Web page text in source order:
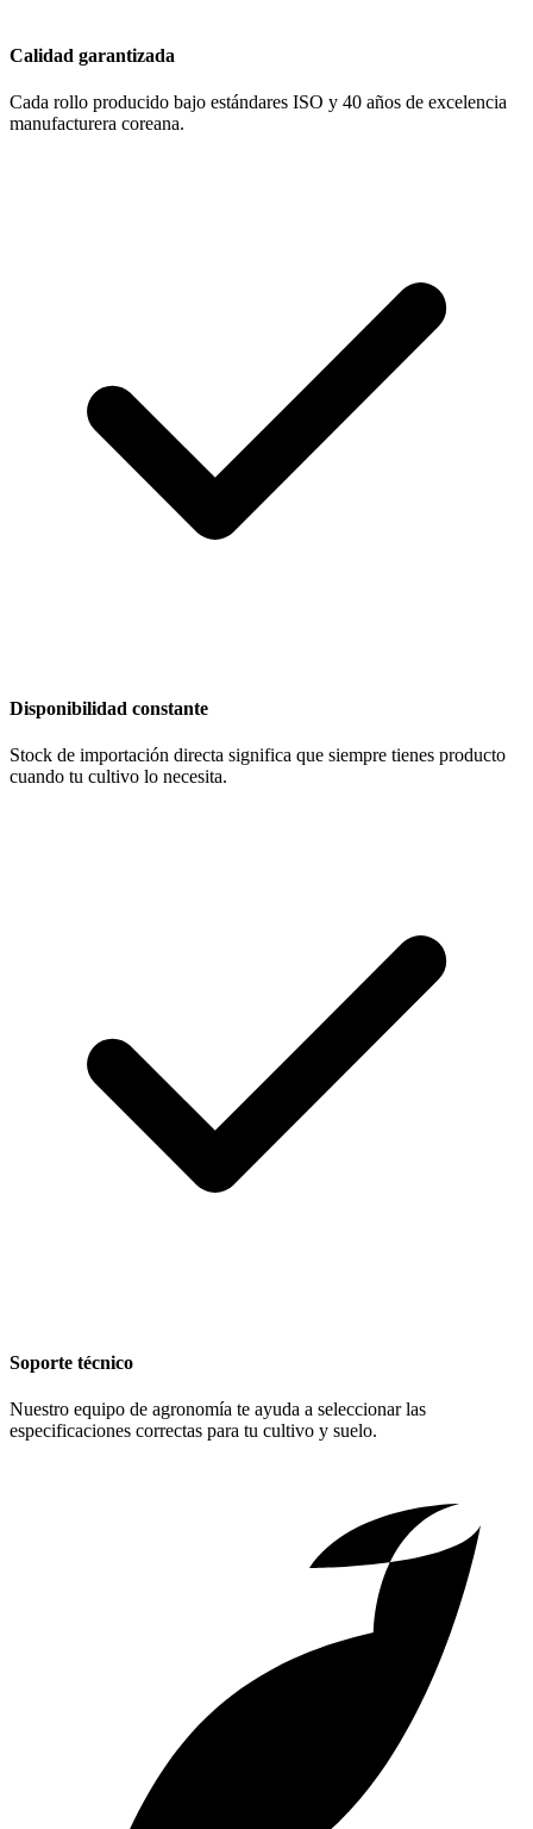
Calidad garantizada
Cada rollo producido bajo estándares ISO y 40 años de excelencia
manufacturera coreana.
Disponibilidad constante
Stock de importación directa significa que siempre tienes producto
cuando tu cultivo lo necesita.
Soporte técnico
Nuestro equipo de agronomía te ayuda a seleccionar las
especificaciones correctas para tu cultivo y suelo.